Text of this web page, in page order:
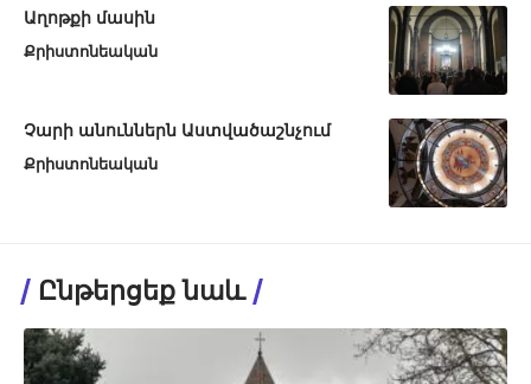
Աղոթքի մասին
Քրիստոնեական
Չարի անուններն Աստվածաշնչում
Քրիստոնեական
Ընթերցեք նաև